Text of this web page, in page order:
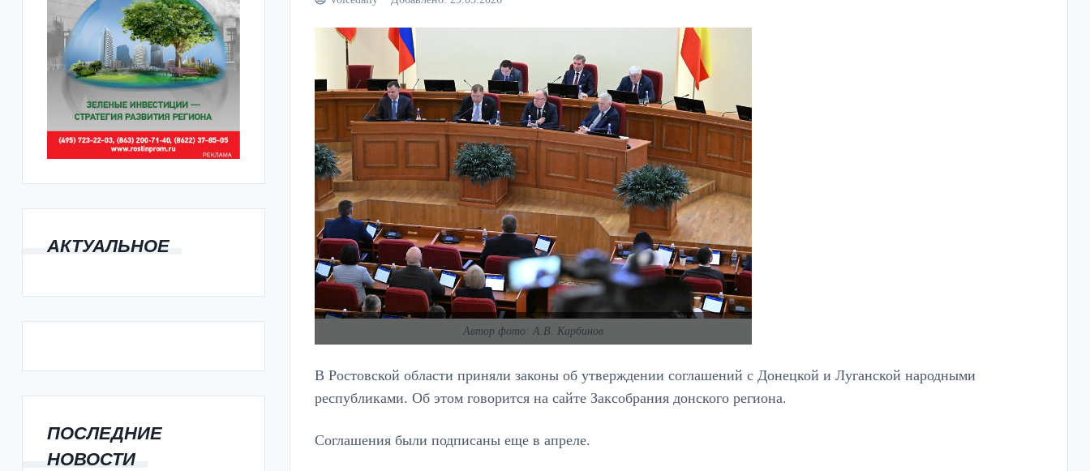
АКТУАЛЬНОЕ
ПОСЛЕДНИЕ
НОВОСТИ
Автор фото: А.В. Карбинов
В Ростовской области приняли законы об утверждении соглашений с Донецкой и Луганской народными
республиками. Об этом говорится на сайте Заксобрания донского региона.
Соглашения были подписаны еще в апреле.